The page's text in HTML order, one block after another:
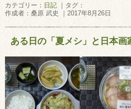
カテゴリー： 日記 ｜タグ：
作成者：桑原 武史 ｜2017年8月26日
ある日の「夏メシ」と日本画